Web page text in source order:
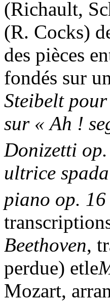
(Richault,
(R. Cocks)
des pièces
fondés sur
Steibelt
sur « Ah !
Donizetti
ultrice
piano op. 16
Beethoven,
perdue) etle
Mozart,